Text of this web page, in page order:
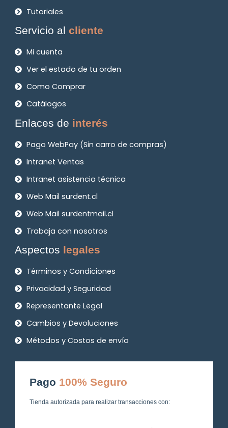
Tutoriales
Servicio alcliente
Mi cuenta
Ver el estado de tu orden
Como Comprar
Catálogos
Enlaces de interés
Pago WebPay (Sin carro de compras)
Intranet Ventas
Intranet asistencia técnica
Web Mail surdent.cl
Web Mail surdentmail.cl
Trabaja con nosotros
Aspectos legales
Términos y Condiciones
Privacidad y Seguridad
Representante Legal
Cambios y Devoluciones
Métodos y Costos de envío
Pago 100% Seguro
Tienda autorizada para realizar transacciones con: